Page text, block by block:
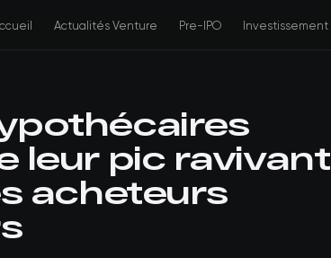
Actualités Venture Pre-IPO Investissement
leur pic ravivant
acheteurs